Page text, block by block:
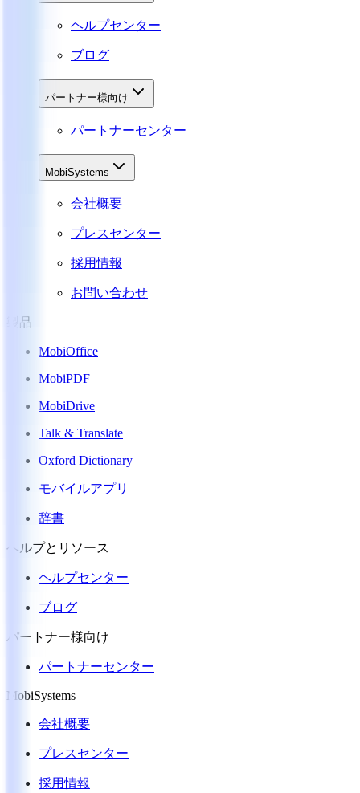
ヘルプセンター
ブログ
パートナー様向け
パートナーセンター
MobiSystems
会社概要
プレスセンター
採用情報
お問い合わせ
製品
MobiOffice
MobiPDF
MobiDrive
Talk & Translate
Oxford Dictionary
モバイルアプリ
辞書
ヘルプとリソース
ヘルプセンター
ブログ
パートナー様向け
パートナーセンター
MobiSystems
会社概要
プレスセンター
採用情報